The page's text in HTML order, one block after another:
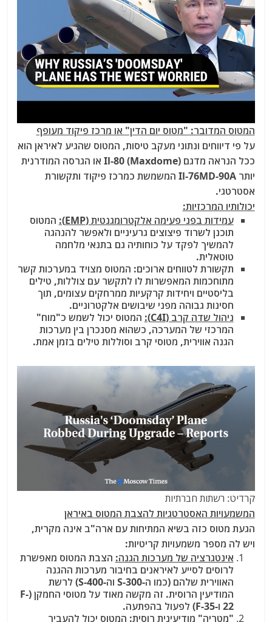
המטוס המדובר: "מטוס יום הדין" או מרכז פיקוד מעופף
על פי דיווחים ונתוני מעקב טיסות, המטוס שהגיע לאיראן הוא
ככל הנראה מדגם Il-80 (Maxdome) או הגרסה המודרנית
יותר Il-76MD-90A המשמשת כמרכז פיקוד ותקשורת
אסטרטגי.
יכולותיו המרכזיות:
עמידות בפני פעימה אלקטרומגנטית (EMP):
המטוס
תוכנן לשרוד פיצוצים גרעיניים ולאפשר להנהגה
להמשיך לפקד על כוחותיה גם בתנאי מלחמה
טוטאלית.
תקשורת לטווחים ארוכים: המטוס מצויד במערכות קשר
מתוחכמות המאפשרות לו לתקשר עם צוללות, טילים
בליסטיים ויחידות קרקעיות ממרחקים עצומים, תוך
חסינות גבוהה מפני שיבושים אלקטרוניים.
ניהול שדה קרב (C4I):
המטוס יכול לשמש כ"מוח"
המרכזי של המערכה, כשהוא מסנכרן בין מערכות
הגנה אווירית, מטוסי קרב וסוללות טילים בזמן אמת.
קרדיט: רשתות חברתיות
המשמעויות האסטרטגיות להצבת המטוס באיראן
הגעת מטוס כזה בשיא המתיחות עם ארה"ב אינה מקרית,
ויש לה מספר משמעויות קריטיות:
אינטגרציה של מערכות הגנה: הצבת המטוס מאפשרת
לרוסים לסייע לאיראנים בחיבור מערכות ההגנה
האווירית שלהם (כמו ה-S-300 וה-S-400) לרשת
המודיעין הרוסית. זה מקשה מאוד על מטוסי החמקן (F-
22 ו-F-35) לפעול בהפתעה.
"מטריה" מודיעינית רוסית: המטוס יכול להעביר